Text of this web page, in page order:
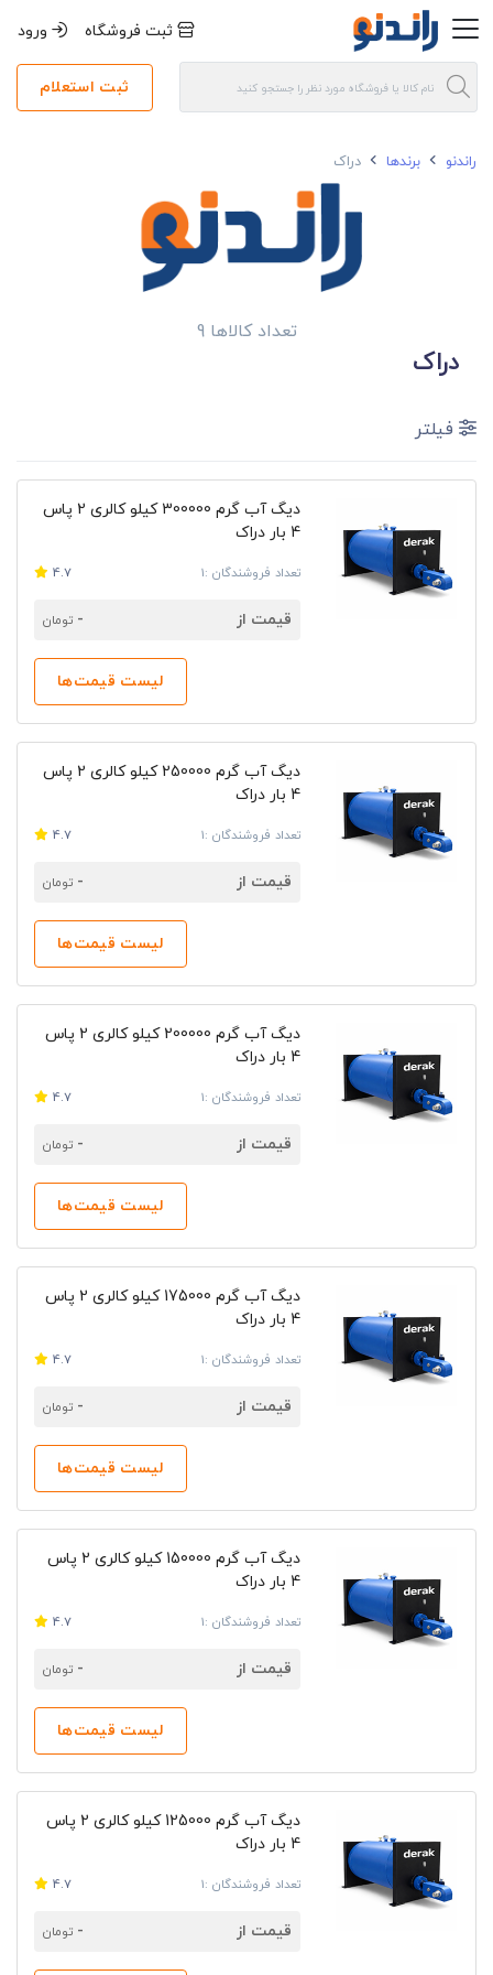
ثبت فروشگاه ورود
ثبت استعلام
راندنو برندها دراک
تعداد کالاها 9
دراک
فیلتر
دیگ آب گرم 300000 کیلو کالری 2 پاس
4 بار دراک
تعداد فروشندگان :1 4.7
قیمت از - تومان
لیست قیمت‌ها
دیگ آب گرم 250000 کیلو کالری 2 پاس
4 بار دراک
تعداد فروشندگان :1 4.7
قیمت از - تومان
لیست قیمت‌ها
دیگ آب گرم 200000 کیلو کالری 2 پاس
4 بار دراک
تعداد فروشندگان :1 4.7
قیمت از - تومان
لیست قیمت‌ها
دیگ آب گرم 175000 کیلو کالری 2 پاس
4 بار دراک
تعداد فروشندگان :1 4.7
قیمت از - تومان
لیست قیمت‌ها
دیگ آب گرم 150000 کیلو کالری 2 پاس
4 بار دراک
تعداد فروشندگان :1 4.7
قیمت از - تومان
لیست قیمت‌ها
دیگ آب گرم 125000 کیلو کالری 2 پاس
4 بار دراک
تعداد فروشندگان :1 4.7
قیمت از - تومان